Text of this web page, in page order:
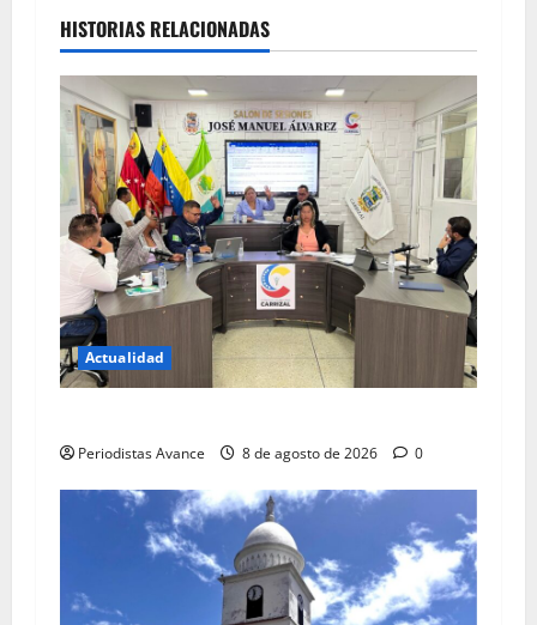
HISTORIAS RELACIONADAS
Actualidad
Periodistas Avance 8 de agosto de 2026 0